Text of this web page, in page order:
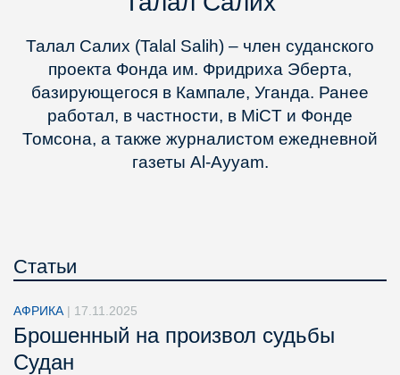
Талал Салих (Talal Salih) – член суданского
проекта Фонда им. Фридриха Эберта,
базирующегося в Кампале, Уганда. Ранее
работал, в частности, в MiCT и Фонде
Томсона, а также журналистом ежедневной
газеты Al-Ayyam.
Статьи
АФРИКА | 17.11.2025
Брошенный на произвол судьбы
Судан